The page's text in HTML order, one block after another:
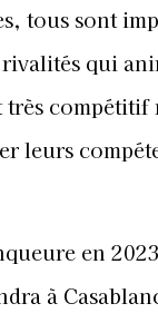
tous sont
qui
très
leurs
en
à